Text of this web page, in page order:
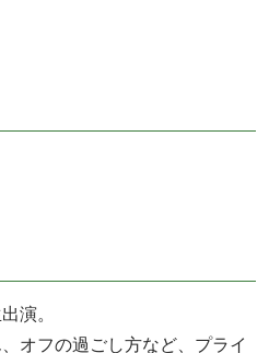
演。
オフの過ごし方など、プライ